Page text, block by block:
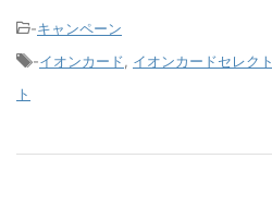
-キャンペーン
-イオンカード イオンカードセレクト
ト